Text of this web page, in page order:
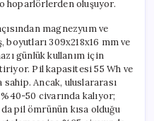
hoparlörlerden oluşuyor.
magnezyum ve
boyutları 309x218x16 mm ve
günlük kullanım için
Pil kapasitesi 55 Wh ve
Ancak, uluslararası
50 civarında kalıyor;
pil ömrünün kısa olduğu